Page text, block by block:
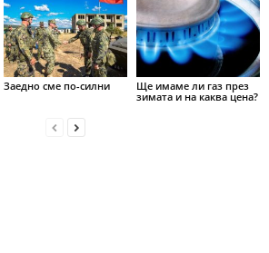
Заедно сме по-силни
Ще имаме ли газ през
зимата и на каква цена?